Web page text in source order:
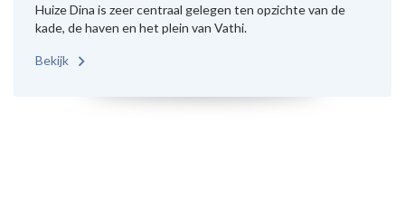
Huize Dina is zeer centraal gelegen ten opzichte van de
kade, de haven en het plein van Vathi.
Bekijk